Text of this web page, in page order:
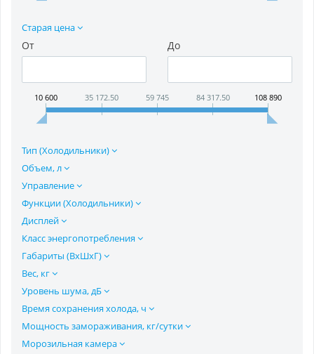
Старая цена
От До
10 600 35 172.50 59 745 84 317.50 108 890
Тип (Холодильники)
Объем, л
Управление
Функции (Холодильники)
Дисплей
Класс энергопотребления
Габариты (ВхШхГ)
Вес, кг
Уровень шума, дБ
Время сохранения холода, ч
Мощность замораживания, кг/сутки
Морозильная камера